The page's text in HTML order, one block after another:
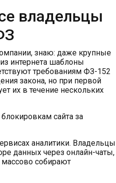
владельцы
знаю: даже крупные
интернета шаблоны
требованиям ФЗ-152
закона, но при первой
их в течение нескольких
сайта за
аналитики. Владельцы
данных через онлайн-чаты,
массово собирают